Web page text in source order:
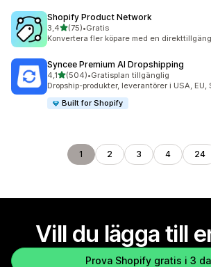
Shopify Product Network
3,4av 5 stjärnor
(75)
75 recensioner totalt
•Gratis
Konvertera fler köpare med en
Syncee Premium AI Dropshipping
4,1av 5 stjärnor
(504)
504 recensioner totalt
•Gratisplan tillgänglig
Dropship-produkter, leverantörer i USA, EU,
Built for Shopify
1 2 3 4 24
Vill du lägga till
Prova Shopify gratis i 3